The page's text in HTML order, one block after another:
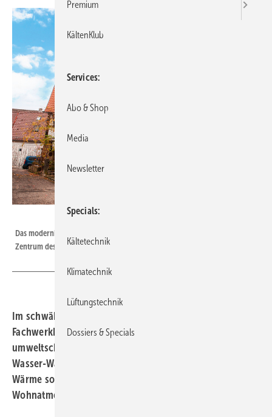
Das modernisierte Fachwerkhaus ist ein Hingucker im historischen
Zentrum des Beurener Ortsteils Balzholz.
Im schwäbischen Beuren vereint ein modernisiertes
Fachwerkhaus historische Bauweise und
umweltschonende Wärmepumpentechnik. Eine Luft-
Wasser-Wärmepumpe von Buderus erzeugt effizient
Wärme sowie Warmwasser und schafft eine behagliche
Wohnatmosphäre.
Premium
KältenKlub
Services
Abo & Shop
Media
Newsletter
Specials
Kältetechnik
Klimatechnik
Lüftungstechnik
Dossiers & Specials